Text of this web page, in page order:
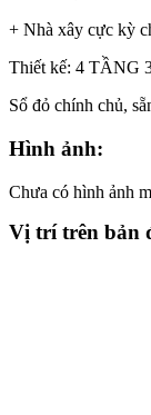
+ Nhà xây cực kỳ
Thiết kế: 4 TẦNG
Sổ đỏ chính chủ,
Hình ảnh:
Chưa có hình ảnh
Vị trí trên bản